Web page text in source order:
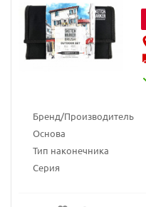
Бренд/Производитель
Основа
Тип наконечника
Серия